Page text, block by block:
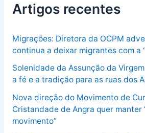
Artigos recentes
Migrações: Diretora da OCPM
continua a deixar migrantes com a
Solenidade da Assunção da
a fé e a tradição para as ruas dos
Nova direção do Movimento de
Cristandade de Angra quer manter
movimento”